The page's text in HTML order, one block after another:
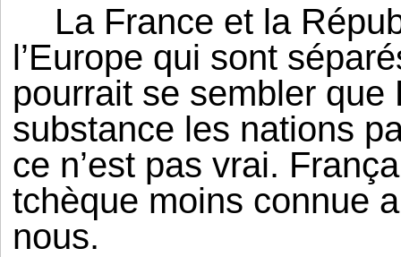
La France et la
l’Europe qui sont
pourrait se sembler
substance les nations
ce n’est pas vrai.
tchèque moins connue
nous.